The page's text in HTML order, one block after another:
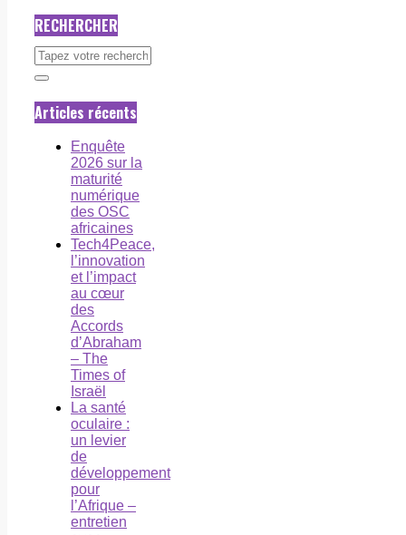
RECHERCHER
Articles récents
Enquête
2026 sur la
maturité
numérique
des OSC
africaines
Tech4Peace,
l’innovation
et l’impact
au cœur
des
Accords
d’Abraham
– The
Times of
Israël
La santé
oculaire :
un levier
de
développement
pour
l’Afrique –
entretien